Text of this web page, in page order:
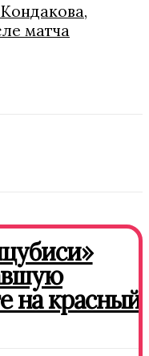
матча
на красный